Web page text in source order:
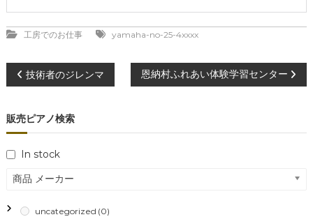
工房でのお仕事 yamaha-no-25-4xxxx
投
稿
ナ
ビ
ゲ
技術者のジレンマ 恩納村ふれあい体験学習センター
販売ピアノ検索
In stock
商品 メーカー
uncategorized (0)